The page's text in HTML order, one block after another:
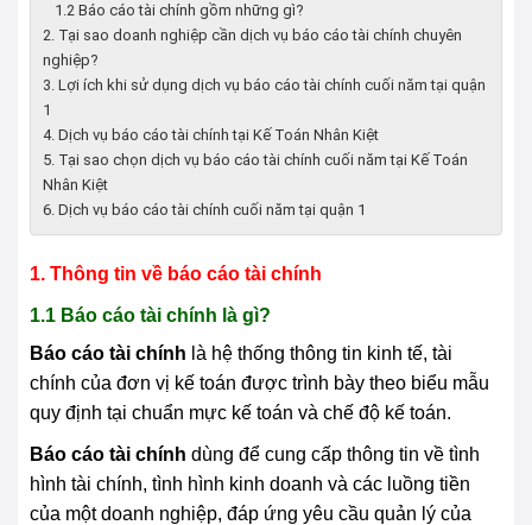
1.2 Báo cáo tài chính gồm những gì?
2. Tại sao doanh nghiệp cần dịch vụ báo cáo tài chính chuyên
nghiệp?
3. Lợi ích khi sử dụng dịch vụ báo cáo tài chính cuối năm tại quận
1
4. Dịch vụ báo cáo tài chính tại Kế Toán Nhân Kiệt
5. Tại sao chọn dịch vụ báo cáo tài chính cuối năm tại Kế Toán
Nhân Kiệt
6. Dịch vụ báo cáo tài chính cuối năm tại quận 1
1. Thông tin về báo cáo tài chính
1.1 Báo cáo tài chính là gì?
Báo cáo tài chính là hệ thống thông tin kinh tế, tài
chính của đơn vị kế toán được trình bày theo biểu mẫu
quy định tại chuẩn mực kế toán và chế độ kế toán.
Báo cáo tài chính dùng để cung cấp thông tin về tình
hình tài chính, tình hình kinh doanh và các luồng tiền
của một doanh nghiệp, đáp ứng yêu cầu quản lý của